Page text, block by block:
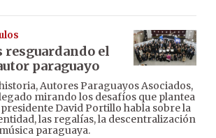
resguardando el
paraguayo
Autores Paraguayos Asociados,
mirando los desafíos que plantea
David Portillo habla sobre la
las regalías, la descentralización
paraguaya.